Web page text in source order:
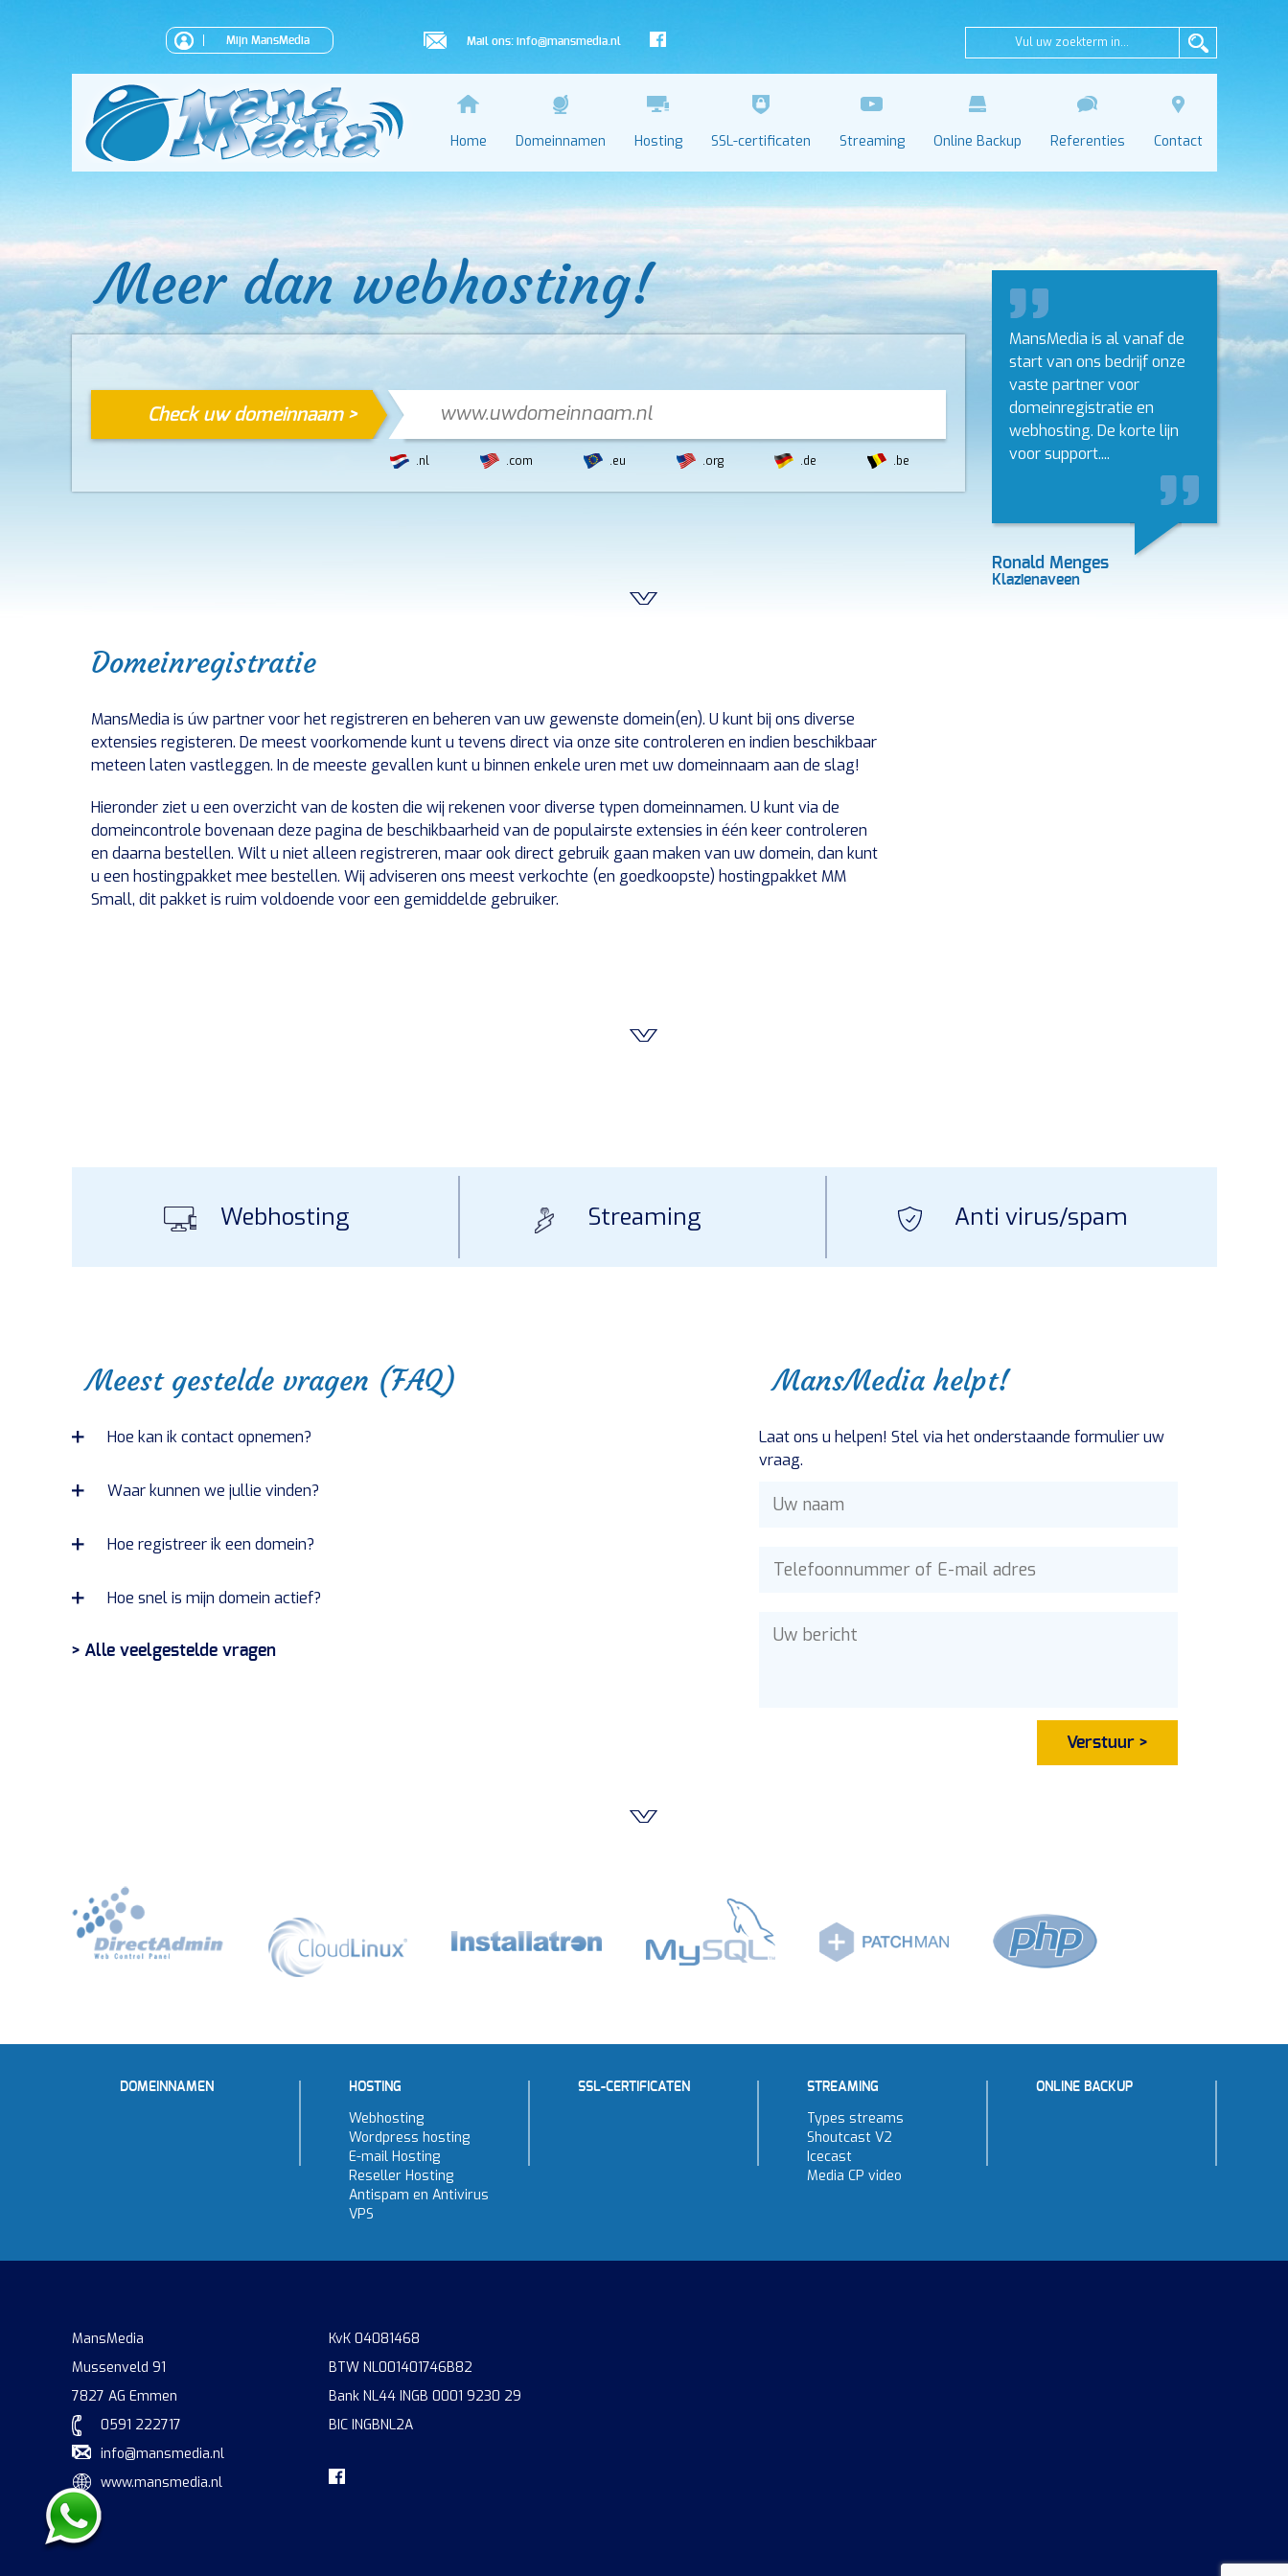
Mijn MansMedia Mail ons: info@mansmedia.nl
Home Domeinnamen Hosting SSL-certificaten Streaming Online Backup Referenties Contact
Meer dan webhosting!
Check uw domeinnaam >
.nl .com .eu .org .de .be
MansMedia is al vanaf de
start van ons bedrijf onze
vaste partner voor
domeinregistratie en
webhosting. De korte lijn
voor support....
Ronald Menges
Klazienaveen
Domeinregistratie
MansMedia is úw partner voor het registreren en beheren van uw gewenste domein(en). U kunt bij ons diverse
extensies registeren. De meest voorkomende kunt u tevens direct via onze site controleren en indien beschikbaar
meteen laten vastleggen. In de meeste gevallen kunt u binnen enkele uren met uw domeinnaam aan de slag!
Hieronder ziet u een overzicht van de kosten die wij rekenen voor diverse typen domeinnamen. U kunt via de
domeincontrole bovenaan deze pagina de beschikbaarheid van de populairste extensies in één keer controleren
en daarna bestellen. Wilt u niet alleen registreren, maar ook direct gebruik gaan maken van uw domein, dan kunt
u een hostingpakket mee bestellen. Wij adviseren ons meest verkochte (en goedkoopste) hostingpakket MM
Small, dit pakket is ruim voldoende voor een gemiddelde gebruiker.
Webhosting Streaming Anti virus/spam
Meest gestelde vragen (FAQ)
Hoe kan ik contact opnemen?
Waar kunnen we jullie vinden?
Hoe registreer ik een domein?
Hoe snel is mijn domein actief?
> Alle veelgestelde vragen
MansMedia helpt!
Laat ons u helpen! Stel via het onderstaande formulier uw
vraag.
DOMEINNAMEN HOSTING
Webhosting
Wordpress hosting
E-mail Hosting
Reseller Hosting
Antispam en Antivirus
VPS
SSL-CERTIFICATEN STREAMING
Types streams
Shoutcast V2
Icecast
Media CP video
ONLINE BACKUP
MansMedia
Mussenveld 91
7827 AG Emmen
0591 222717
info@mansmedia.nl
www.mansmedia.nl
KvK 04081468
BTW NL001401746B82
Bank NL44 INGB 0001 9230 29
BIC INGBNL2A